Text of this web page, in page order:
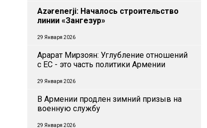
Azərenerji: Началось строительство
линии «Зангезур»
29 Января 2026
Арарат Мирзоян: Углубление отношений
с ЕС - это часть политики Армении
29 Января 2026
В Армении продлен зимний призыв на
военную службу
29 Января 2026